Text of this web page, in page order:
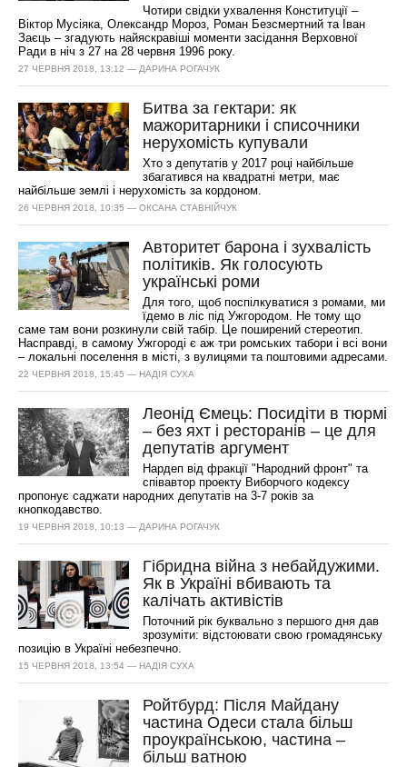
Чотири свідки ухвалення Конституції –
Віктор Мусіяка, Олександр Мороз, Роман Безсмертний та Іван
Заєць – згадують найяскравіші моменти засідання Верховної
Ради в ніч з 27 на 28 червня 1996 року.
27 ЧЕРВНЯ 2018, 13:12 — ДАРИНА РОГАЧУК
Битва за гектари: як
мажоритарники і списочники
нерухомість купували
Хто з депутатів у 2017 році найбільше
збагатився на квадратні метри, має
найбільше землі і нерухомість за кордоном.
26 ЧЕРВНЯ 2018, 10:35 — ОКСАНА СТАВНІЙЧУК
Авторитет барона і зухвалість
політиків. Як голосують
українські роми
Для того, щоб поспілкуватися з ромами, ми
їдемо в ліс під Ужгородом. Не тому що
саме там вони розкинули свій табір. Це поширений стереотип.
Насправді, в самому Ужгороді є аж три ромських табори і всі вони
– локальні поселення в місті, з вулицями та поштовими адресами.
22 ЧЕРВНЯ 2018, 15:45 — НАДІЯ СУХА
Леонід Ємець: Посидіти в тюрмі
– без яхт і ресторанів – це для
депутатів аргумент
Нардеп від фракції "Народний фронт" та
співавтор проекту Виборчого кодексу
пропонує саджати народних депутатів на 3-7 років за
кнопкодавство.
19 ЧЕРВНЯ 2018, 10:13 — ДАРИНА РОГАЧУК
Гібридна війна з небайдужими.
Як в Україні вбивають та
калічать активістів
Поточний рік буквально з першого дня дав
зрозуміти: відстоювати свою громадянську
позицію в Україні небезпечно.
15 ЧЕРВНЯ 2018, 13:54 — НАДІЯ СУХА
Ройтбурд: Після Майдану
частина Одеси стала більш
проукраїнською, частина –
більш ватною